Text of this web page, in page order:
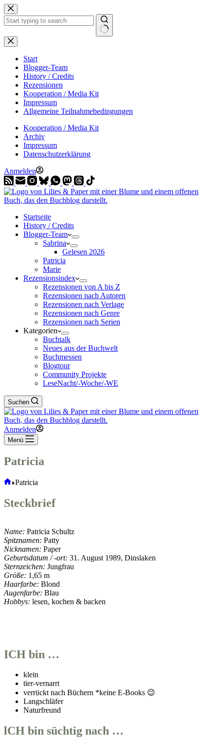
Zum
Inhalt
springen
Start
Blogger-Team
History / Credits
Rezensionen
Kooperation / Media Kit
Impressum
Allgemeine Teilnahmebedingungen
Kooperation / Media Kit
Archiv
Impressum
Datenschutzerklärung
Anmelden
Startseite
History / Credits
Blogger-Team
Sabrina
Gelesen 2026
Patricia
Marie
Rezensionsindex
Rezensionen von A bis Z
Rezensionen nach Autoren
Rezensionen nach Verlage
Rezensionen nach Genre
Rezensionen nach Serien
Kategorien
Buchtalk
Neues aus der Buchwelt
Buchmessen
Blogtour
Community Projekte
LeseNacht/-Woche/-WE
Suchen
Anmelden
Menü
Patricia
Start
Patricia
Steckbrief
Name: Patricia Schultz
Spitznamen: Patty
Nicknamen: Paper
Geburtsdatum / -ort: 31. August 1989, Dinslaken
Sternzeichen: Jungfrau
Größe: 1,65 m
Haarfarbe: Blond
Augenfarbe: Blau
Hobbys: lesen, kochen & backen
ICH bin …
klein
tier-vernarrt
verrückt nach Büchern *keine E-Books 😉
Langschläfer
Naturfreund
lCH bin süchtig nach …